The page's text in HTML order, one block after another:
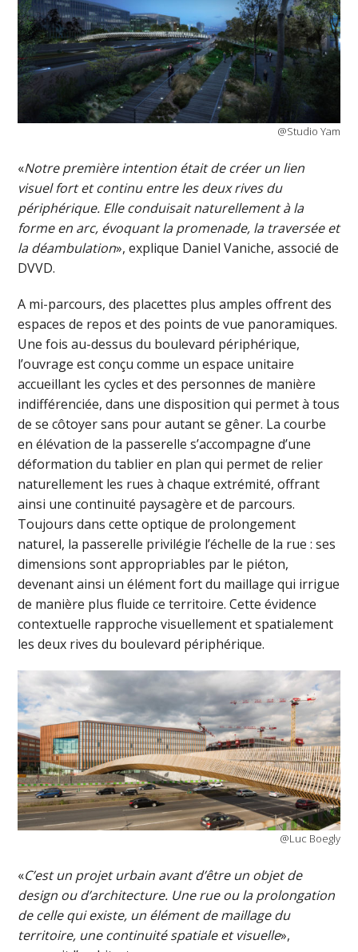
@Studio Yam
«Notre première intention était de créer un lien
visuel fort et continu entre les deux rives du
périphérique. Elle conduisait naturellement à la
forme en arc, évoquant la promenade, la traversée et
la déambulation», explique Daniel Vaniche, associé de
DVVD.
A mi-parcours, des placettes plus amples offrent des
espaces de repos et des points de vue panoramiques.
Une fois au-dessus du boulevard périphérique,
l’ouvrage est conçu comme un espace unitaire
accueillant les cycles et des personnes de manière
indifférenciée, dans une disposition qui permet à tous
de se côtoyer sans pour autant se gêner. La courbe
en élévation de la passerelle s’accompagne d’une
déformation du tablier en plan qui permet de relier
naturellement les rues à chaque extrémité, offrant
ainsi une continuité paysagère et de parcours.
Toujours dans cette optique de prolongement
naturel, la passerelle privilégie l’échelle de la rue : ses
dimensions sont appropriables par le piéton,
devenant ainsi un élément fort du maillage qui irrigue
de manière plus fluide ce territoire. Cette évidence
contextuelle rapproche visuellement et spatialement
les deux rives du boulevard périphérique.
@Luc Boegly
«C’est un projet urbain avant d’être un objet de
design ou d’architecture. Une rue ou la prolongation
de celle qui existe, un élément de maillage du
territoire, une continuité spatiale et visuelle»,